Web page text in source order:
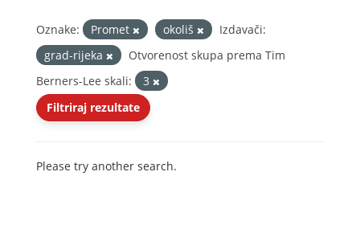
Oznake: Promet okoliš
Izdavači:
grad-rijeka
Otvorenost skupa prema Tim
Berners-Lee skali:
3
Filtriraj rezultate
Please try another search.